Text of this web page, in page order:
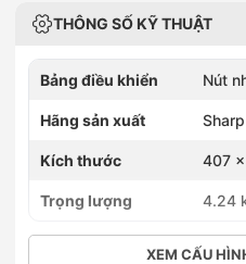
THÔNG SỐ KỸ THUẬT
Bảng điều khiển Nút
Hãng sản xuất Sharp
Kích thước 407
Trọng lượng 4.24
XEM CẤU